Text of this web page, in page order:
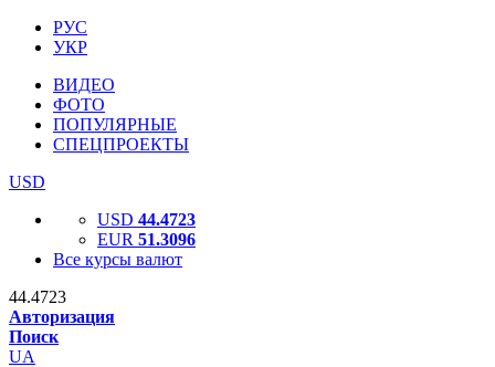
РУС
УКР
ВИДЕО
ФОТО
ПОПУЛЯРНЫЕ
СПЕЦПРОЕКТЫ
USD
USD 44.4723
EUR 51.3096
Все курсы валют
44.4723
Авторизация
Поиск
UA